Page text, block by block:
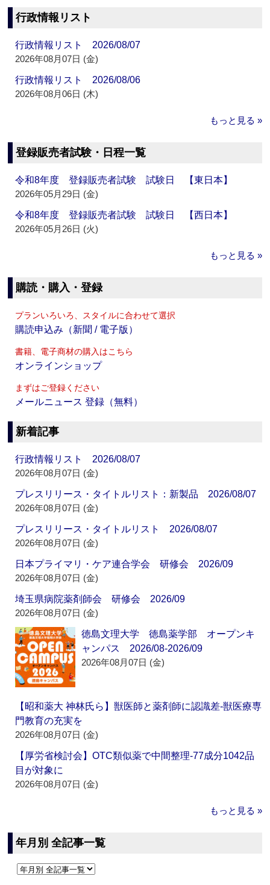
行政情報リスト
行政情報リスト 2026/08/07
2026年08月07日 (金)
行政情報リスト 2026/08/06
2026年08月06日 (木)
もっと見る »
登録販売者試験・日程一覧
令和8年度 登録販売者試験 試験日 【東日本】
2026年05月29日 (金)
令和8年度 登録販売者試験 試験日 【西日本】
2026年05月26日 (火)
もっと見る »
購読・購入・登録
プランいろいろ、スタイルに合わせて選択
購読申込み（新聞 / 電子版）
書籍、電子商材の購入はこちら
オンラインショップ
まずはご登録ください
メールニュース 登録（無料）
新着記事
行政情報リスト 2026/08/07
2026年08月07日 (金)
プレスリリース・タイトルリスト：新製品 2026/08/07
2026年08月07日 (金)
プレスリリース・タイトルリスト 2026/08/07
2026年08月07日 (金)
日本プライマリ・ケア連合学会 研修会 2026/09
2026年08月07日 (金)
埼玉県病院薬剤師会 研修会 2026/09
2026年08月07日 (金)
徳島文理大学 徳島薬学部 オープンキ
ャンパス 2026/08-2026/09
2026年08月07日 (金)
【昭和薬大 神林氏ら】獣医師と薬剤師に認識差‐獣医療専
門教育の充実を
2026年08月07日 (金)
【厚労省検討会】OTC類似薬で中間整理‐77成分1042品
目が対象に
2026年08月07日 (金)
もっと見る »
年月別 全記事一覧